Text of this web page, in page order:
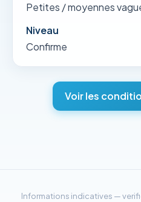
Petites / moyennes
Niveau
Confirme
Voir les
Informations indicatives —